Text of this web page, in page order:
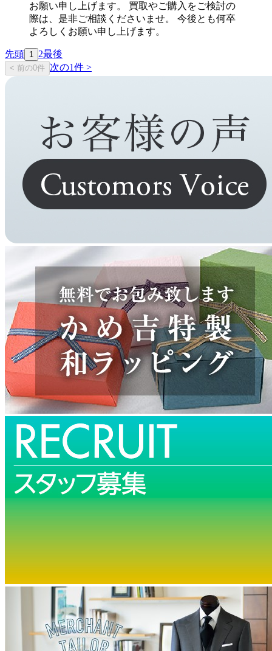
お願い申し上げます。 買取やご購入をご検討の
際は、是非ご相談くださいませ。 今後とも何卒
よろしくお願い申し上げます。
先頭 1 2最後
< 前の0件 次の1件 >